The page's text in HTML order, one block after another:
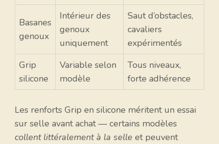
Basanes
genoux
Intérieur des
genoux
uniquement
Saut d’obstacles,
cavaliers
expérimentés
Grip
silicone
Variable selon
modèle
Tous niveaux,
forte adhérence
Les renforts Grip en silicone méritent un essai
sur selle avant achat — certains modèles
collent littéralement à la selle et peuvent